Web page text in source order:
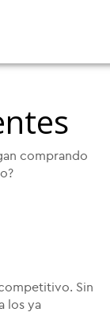
comprando
Sin
los ya